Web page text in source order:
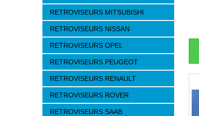
RETROVISEURS MITSUBISHI
RETROVISEURS NISSAN
RETROVISEURS OPEL
RETROVISEURS PEUGEOT
RETROVISEURS RENAULT
RETROVISEURS ROVER
RETROVISEURS SAAB